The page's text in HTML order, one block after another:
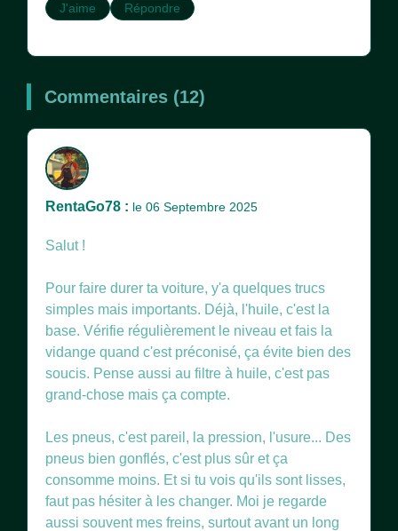
J'aime Répondre
Commentaires (12)
RentaGo78 : le 06 Septembre 2025
Salut !
Pour faire durer ta voiture, y'a quelques trucs
simples mais importants. Déjà, l'huile, c'est la
base. Vérifie régulièrement le niveau et fais la
vidange quand c'est préconisé, ça évite bien des
soucis. Pense aussi au filtre à huile, c'est pas
grand-chose mais ça compte.
Les pneus, c'est pareil, la pression, l'usure... Des
pneus bien gonflés, c'est plus sûr et ça
consomme moins. Et si tu vois qu'ils sont lisses,
faut pas hésiter à les changer. Moi je regarde
aussi souvent mes freins, surtout avant un long